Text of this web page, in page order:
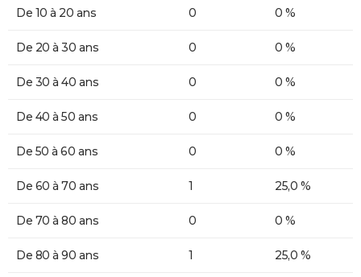
De 10 à 20 ans 0 0 %
De 20 à 30 ans 0 0 %
De 30 à 40 ans 0 0 %
De 40 à 50 ans 0 0 %
De 50 à 60 ans 0 0 %
De 60 à 70 ans 1 25,0 %
De 70 à 80 ans 0 0 %
De 80 à 90 ans 1 25,0 %